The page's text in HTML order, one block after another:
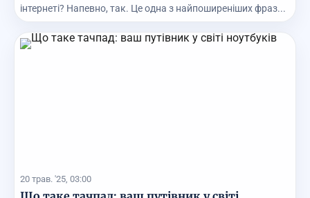
інтернеті? Напевно, так. Це одна з найпоширеніших фраз...
20 трав. '25, 03:00